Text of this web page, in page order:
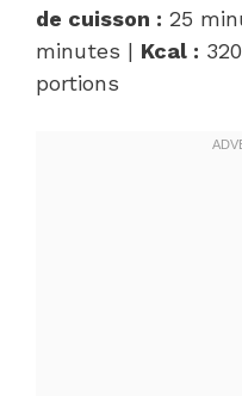
de cuisson : 25
minutes | Kcal :
portions